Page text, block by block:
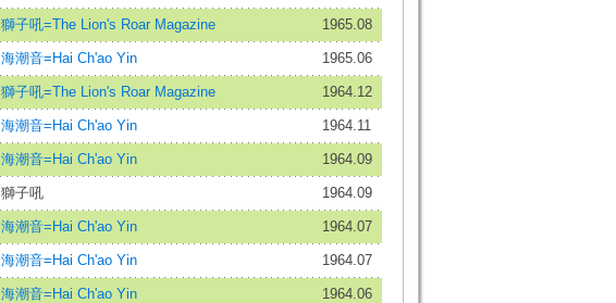
獅子吼=The Lion's Roar Magazine 1965.08
海潮音=Hai Ch'ao Yin 1965.06
獅子吼=The Lion's Roar Magazine 1964.12
海潮音=Hai Ch'ao Yin 1964.11
海潮音=Hai Ch'ao Yin 1964.09
獅子吼 1964.09
海潮音=Hai Ch'ao Yin 1964.07
海潮音=Hai Ch'ao Yin 1964.07
海潮音=Hai Ch'ao Yin 1964.06